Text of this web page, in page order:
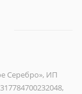
Серебро», ИП